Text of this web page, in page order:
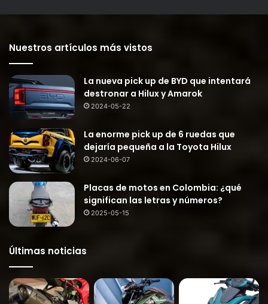
Nuestros artículos más vistos
La nueva pick up de BYD que intentará
destronar a Hilux y Amarok
2024-05-22
La enorme pick up de 6 ruedas que
dejaría pequeña a la Toyota Hilux
2024-06-07
Placas de motos en Colombia: ¿qué
significan las letras y números?
2025-05-15
Últimas noticias